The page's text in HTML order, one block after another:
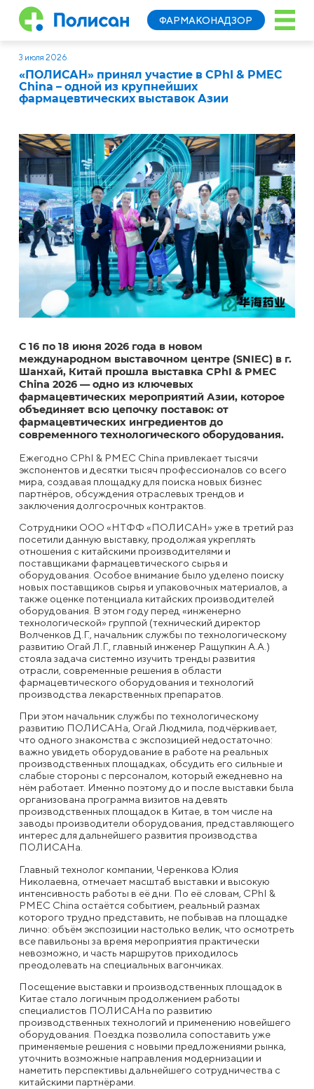
ФАРМАКОНАДЗОР
3 июля 2026
«ПОЛИСАН» принял участие в CPhI & PMEC
China – одной из крупнейших
фармацевтических выставок Азии
С 16 по 18 июня 2026 года в новом
международном выставочном центре (SNIEC) в г.
Шанхай, Китай прошла выставка CPhI & PMEC
China 2026 — одно из ключевых
фармацевтических мероприятий Азии, которое
объединяет всю цепочку поставок: от
фармацевтических ингредиентов до
современного технологического оборудования.
Ежегодно CPhI & PMEC China привлекает тысячи
экспонентов и десятки тысяч профессионалов со всего
мира, создавая площадку для поиска новых бизнес
партнёров, обсуждения отраслевых трендов и
заключения долгосрочных контрактов.
Сотрудники ООО «НТФФ «ПОЛИСАН» уже в третий раз
посетили данную выставку, продолжая укреплять
отношения с китайскими производителями и
поставщиками фармацевтического сырья и
оборудования. Особое внимание было уделено поиску
новых поставщиков сырья и упаковочных материалов, а
также оценке потенциала китайских производителей
оборудования. В этом году перед «инженерно
технологической» группой (технический директор
Волченков Д.Г., начальник службы по технологическому
развитию Огай Л.Г., главный инженер Ращупкин А.А.)
стояла задача системно изучить тренды развития
отрасли, современные решения в области
фармацевтического оборудования и технологий
производства лекарственных препаратов.
При этом начальник службы по технологическому
развитию ПОЛИСАНа, Огай Людмила, подчёркивает,
что одного знакомства с экспозицией недостаточно:
важно увидеть оборудование в работе на реальных
производственных площадках, обсудить его сильные и
слабые стороны с персоналом, который ежедневно на
нём работает. Именно поэтому до и после выставки была
организована программа визитов на девять
производственных площадок в Китае, в том числе на
заводы производители оборудования, представляющего
интерес для дальнейшего развития производства
ПОЛИСАНа.
Главный технолог компании, Черенкова Юлия
Николаевна, отмечает масштаб выставки и высокую
интенсивность работы в её дни. По её словам, CPhI &
PMEC China остаётся событием, реальный размах
которого трудно представить, не побывав на площадке
лично: объём экспозиции настолько велик, что осмотреть
все павильоны за время мероприятия практически
невозможно, и часть маршрутов приходилось
преодолевать на специальных вагончиках.
Посещение выставки и производственных площадок в
Китае стало логичным продолжением работы
специалистов ПОЛИСАНа по развитию
производственных технологий и применению новейшего
оборудования. Поездка позволила сопоставить уже
применяемые решения с новыми предложениями рынка,
уточнить возможные направления модернизации и
наметить перспективы дальнейшего сотрудничества с
китайскими партнёрами.